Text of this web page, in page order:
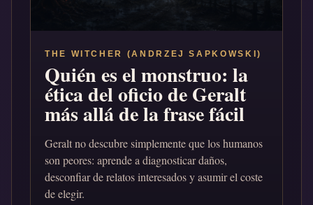
THE WITCHER (ANDRZEJ SAPKOWSKI)
Quién es el monstruo: la
ética del oficio de Geralt
más allá de la frase fácil
Geralt no descubre simplemente que los humanos
son peores: aprende a diagnosticar daños,
desconfiar de relatos interesados y asumir el coste
de elegir.